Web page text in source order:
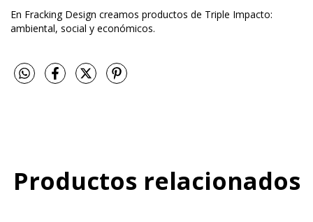
En Fracking Design creamos productos de Triple Impacto:
ambiental, social y económicos.
Productos relacionados